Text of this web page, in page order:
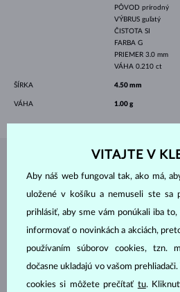
PÔVOD prírodný
VÝBRUS guľatý
ČISTOTA SI
FARBA G
PRIEMER 3.0 mm
VÁHA 0.210 ct
ŠÍRKA 4.50 mm
VÁHA 1.00 g
VITAJTE V
Aby náš web fungoval tak, ako má,
uložené v košíku a nemuseli ste sa
prihlásiť, aby sme vám ponúkali iba to,
informovať o novinkách a akciách,
používaním súborov cookies, tzn.
dočasne ukladajú vo vašom
cookies si môžete prečítať tu.